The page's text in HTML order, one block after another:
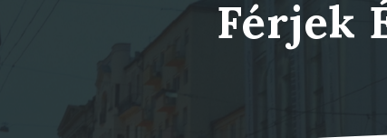
Férjek